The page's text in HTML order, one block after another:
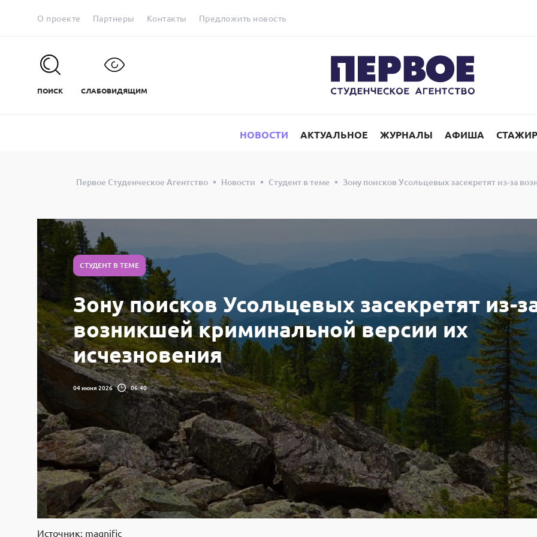
О проекте Партнеры Контакты Предложить новость
ПОИСК СЛАБОВИДЯЩИМ
НОВОСТИ АКТУАЛЬНОЕ ЖУРНАЛЫ АФИША
Первое Студенческое Агентство Новости Студент в теме Зону поисков Усольцевых засекретят из-за
СТУДЕНТ В ТЕМЕ
Зону поисков Усольцевых засекретят из-
возникшей криминальной версии их
исчезновения
04 июня 2026 06:40
Источник: magnific